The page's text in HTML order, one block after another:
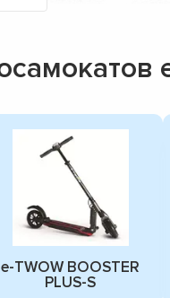
e-TWOW BOOSTER
PLUS-S